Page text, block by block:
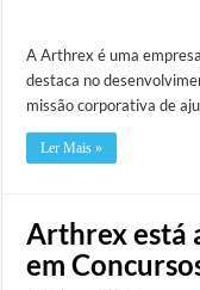
A Arthrex é uma
destaca no
missão corporativa de
Ler Mais »
Arthrex está
em